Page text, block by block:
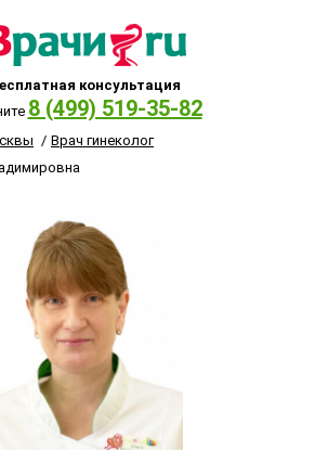
консультация
8 (499) 519-35-82
Врач гинеколог